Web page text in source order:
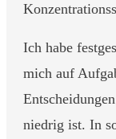
Ich habe
mich auf
niedrig ist. In